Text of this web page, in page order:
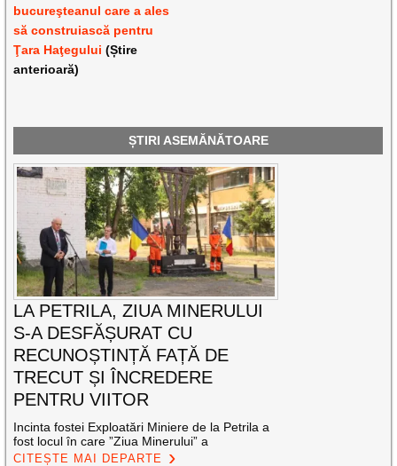
bucureşteanul care a ales
să construiască pentru
Ţara Haţegului (Știre
anterioară)
ȘTIRI ASEMĂNĂTOARE
LA PETRILA, ZIUA MINERULUI
S-A DESFĂȘURAT CU
RECUNOȘTINȚĂ FAȚĂ DE
TRECUT ȘI ÎNCREDERE
PENTRU VIITOR
Incinta fostei Exploatări Miniere de la Petrila a
fost locul în care ”Ziua Minerului” a
CITEȘTE MAI DEPARTE